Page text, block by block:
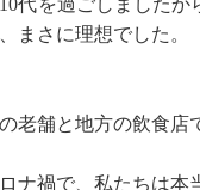
代を過ごしました
まさに理想でした。
老舗と地方の飲食店
ナ禍で、私たちは本